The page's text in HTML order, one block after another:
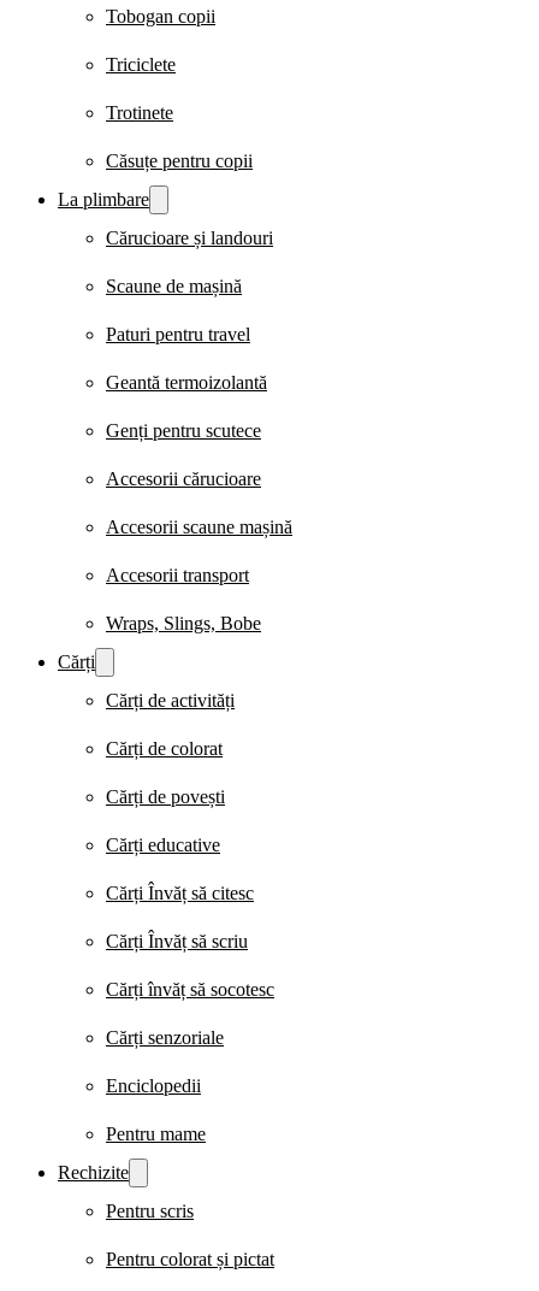
Tobogan copii
Triciclete
Trotinete
Căsuțe pentru copii
La plimbare
Cărucioare și landouri
Scaune de mașină
Paturi pentru travel
Geantă termoizolantă
Genți pentru scutece
Accesorii cărucioare
Accesorii scaune mașină
Accesorii transport
Wraps, Slings, Bobe
Cărți
Cărți de activități
Cărți de colorat
Cărți de povești
Cărți educative
Cărți Învăț să citesc
Cărți Învăț să scriu
Cărți învăț să socotesc
Cărți senzoriale
Enciclopedii
Pentru mame
Rechizite
Pentru scris
Pentru colorat și pictat